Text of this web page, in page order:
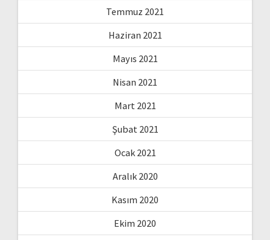
Temmuz 2021
Haziran 2021
Mayıs 2021
Nisan 2021
Mart 2021
Şubat 2021
Ocak 2021
Aralık 2020
Kasım 2020
Ekim 2020